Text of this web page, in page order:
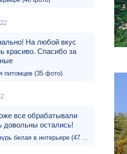
На любой вкус
красиво. Спасибо за
питомцев (35 фото)
все обрабатывали
довольны остались!
белая в интерьере (47 фото)